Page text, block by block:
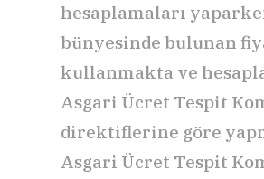
hesaplamaları
bünyesinde bulunan
kullanmakta ve
Asgari Ücret Tespit
direktiflerine göre
Asgari Ücret Tespit